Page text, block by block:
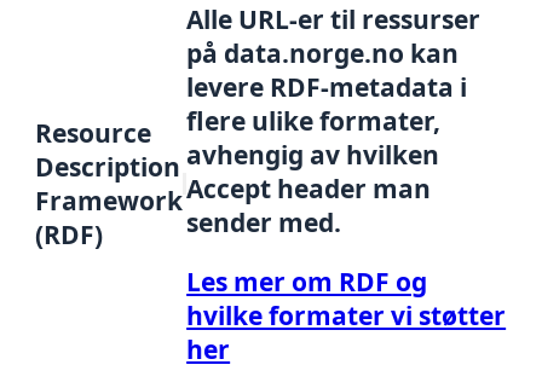
Resource
Description
Framework
(RDF)
Alle URL-er til ressurser
på data.norge.no kan
levere RDF-metadata i
flere ulike formater,
avhengig av hvilken
Accept header man
sender med.
Les mer om RDF og
hvilke formater vi støtter
her